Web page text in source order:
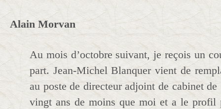
Alain Morvan
Au mois d’octobre suivant, je reçois un
part. Jean-Michel Blanquer vient de
au poste de directeur adjoint de cabinet
vingt ans de moins que moi et a le profil